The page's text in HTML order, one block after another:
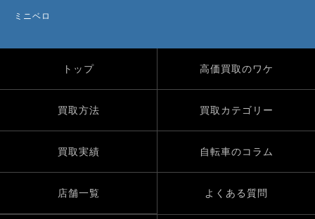
ミニベロ
トップ 高価買取のワケ
買取方法 買取カテゴリー
買取実績 自転車のコラム
店舗一覧 よくある質問